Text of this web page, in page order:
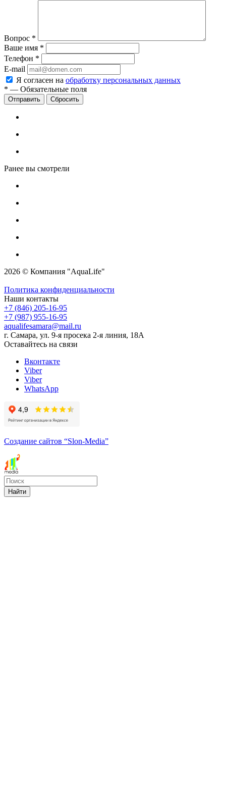
Вопрос *
Ваше имя *
Телефон *
E-mail
Я согласен на обработку персональных данных
* — Обязательные поля
Сбросить
Ранее вы смотрели
2026 © Компания "AquaLife"
Политика конфиденциальности
Наши контакты
+7 (846) 205-16-95
+7 (987) 955-16-95
aqualifesamara@mail.ru
г. Самара, ул. 9-я просека 2-я линия, 18А
Оставайтесь на связи
Вконтакте
Viber
Viber
WhatsApp
Создание сайтов “Slon-Media”
Найти